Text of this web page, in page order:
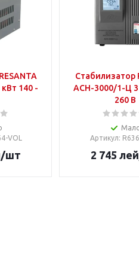
140 -
VOL
/шт
Стабилизатор
ACH-3000/1-Ц 3
260 В
Артикул:
2 745 лей